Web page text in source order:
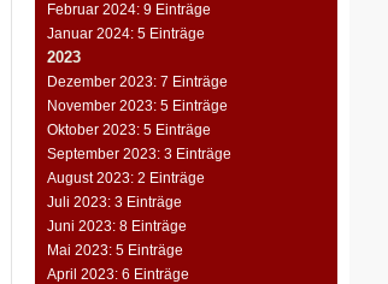
Februar 2024: 9 Einträge
Januar 2024: 5 Einträge
2023
Dezember 2023: 7 Einträge
November 2023: 5 Einträge
Oktober 2023: 5 Einträge
September 2023: 3 Einträge
August 2023: 2 Einträge
Juli 2023: 3 Einträge
Juni 2023: 8 Einträge
Mai 2023: 5 Einträge
April 2023: 6 Einträge